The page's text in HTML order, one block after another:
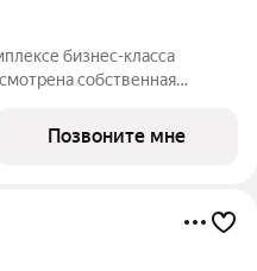
бизнес-класса
собственная
соответствуют стандартам
взрослый и
Позвоните мне